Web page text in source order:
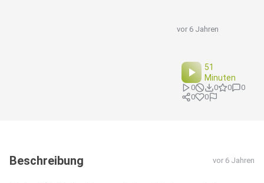
vor 6 Jahren
51
Minuten
0 0 0
0
0
0
Beschreibung vor 6 Jahren